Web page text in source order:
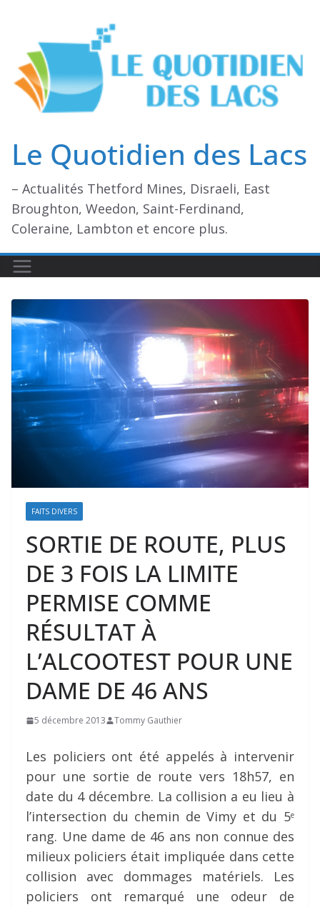
contenu
Le Quotidien des Lacs
– Actualités Thetford Mines, Disraeli, East
Broughton, Weedon, Saint-Ferdinand,
Coleraine, Lambton et encore plus.
FAITS DIVERS
SORTIE DE ROUTE, PLUS
DE 3 FOIS LA LIMITE
PERMISE COMME
RÉSULTAT À
L’ALCOOTEST POUR UNE
DAME DE 46 ANS
5 décembre 2013 Tommy Gauthier
Les policiers ont été appelés à intervenir
pour une sortie de route vers 18h57, en
date du 4 décembre. La collision a eu lieu à
l’intersection du chemin de Vimy et du 5e
rang. Une dame de 46 ans non connue des
milieux policiers était impliquée dans cette
collision avec dommages matériels. Les
policiers ont remarqué une odeur de